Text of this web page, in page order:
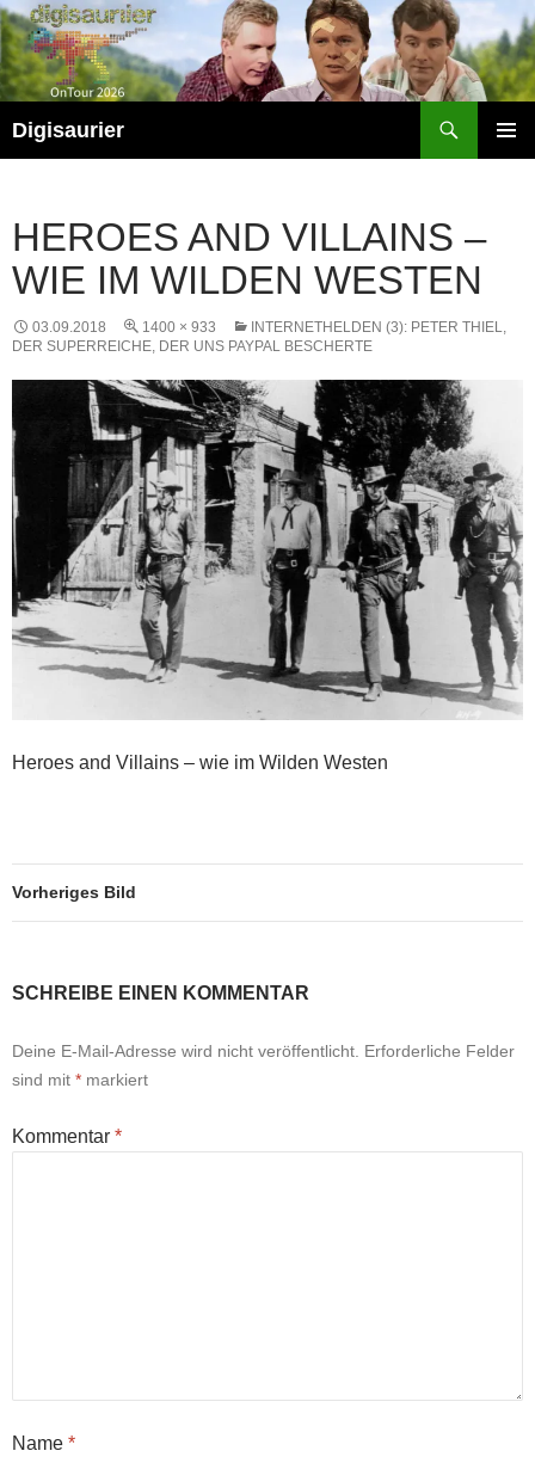
Zum
Inhalt
springen
Digisaurier
HEROES AND VILLAINS –
WIE IM WILDEN WESTEN
03.09.2018 1400 × 933
INTERNETHELDEN (3): PETER THIEL,
DER SUPERREICHE, DER UNS PAYPAL BESCHERTE
Heroes and Villains – wie im Wilden Westen
Vorheriges Bild
SCHREIBE EINEN KOMMENTAR
Deine E-Mail-Adresse wird nicht veröffentlicht. Erforderliche Felder
sind mit * markiert
Kommentar *
Name *